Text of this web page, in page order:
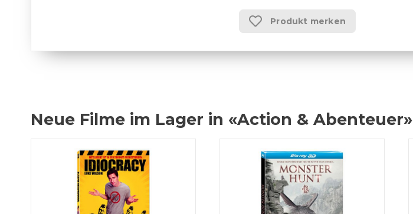
Produkt merken
Neue Filme im Lager in «Action & Abenteuer»